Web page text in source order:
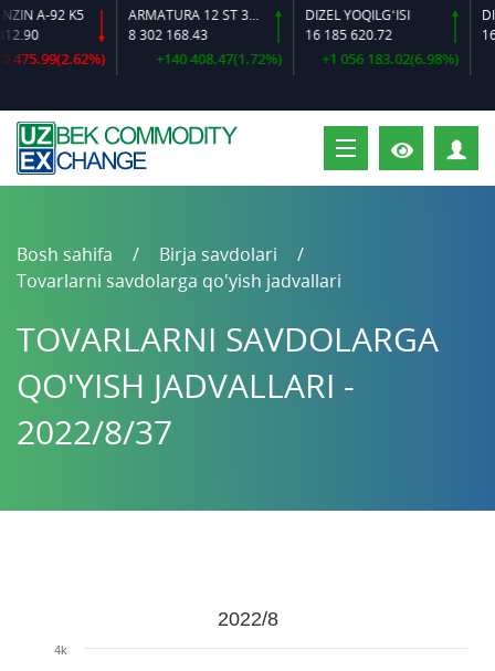
K5
ARMATURA 12 ST 35 GS O‘LCHAMLI
8 302 168.43
+140 408.47(1.72%)
DIZEL YOQILG‘ISI
16 185 620.72
+1 056 183.02(6.98%)
16 384
Bosh sahifa
Birja savdolari
Tovarlarni savdolarga qo'yish jadvallari
TOVARLARNI SAVDOLARGA
QO'YISH JADVALLARI -
2022/8/37
2022/8
4k